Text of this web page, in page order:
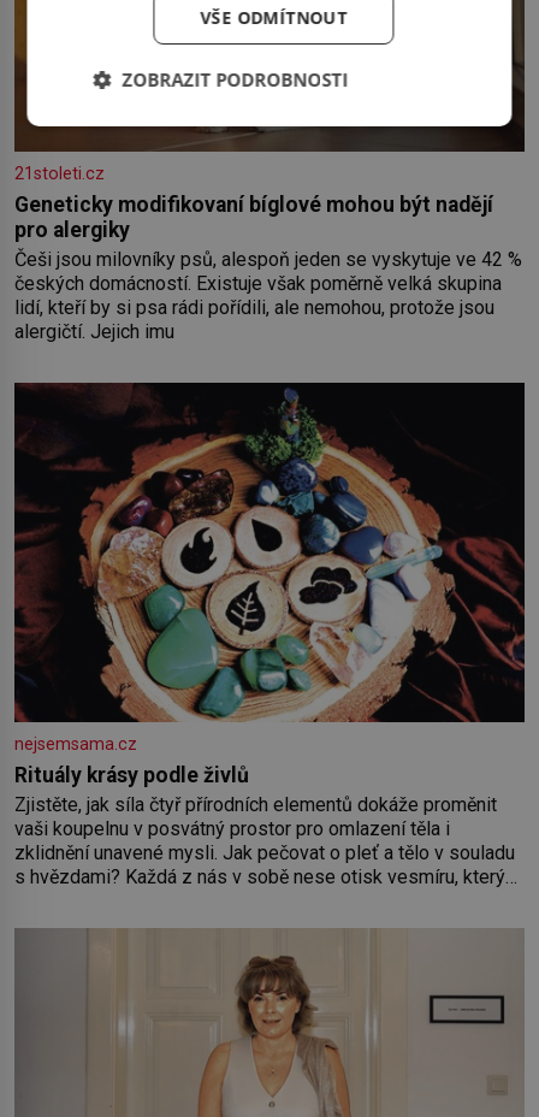
21stoleti.cz
Geneticky modifikovaní bíglové mohou být nadějí
pro alergiky
Češi jsou milovníky psů, alespoň jeden se vyskytuje ve 42 %
českých domácností. Existuje však poměrně velká skupina
lidí, kteří by si psa rádi pořídili, ale nemohou, protože jsou
alergičtí. Jejich imu
nejsemsama.cz
Rituály krásy podle živlů
Zjistěte, jak síla čtyř přírodních elementů dokáže proměnit
vaši koupelnu v posvátný prostor pro omlazení těla i
zklidnění unavené mysli. Jak pečovat o pleť a tělo v souladu
s hvězdami? Každá z nás v sobě nese otisk vesmíru, který
pokožky. Ohnivá znamení Ženy narozené ve znamení Berana,
VŠE ODMÍTNOUT
ZOBRAZIT PODROBNOSTI